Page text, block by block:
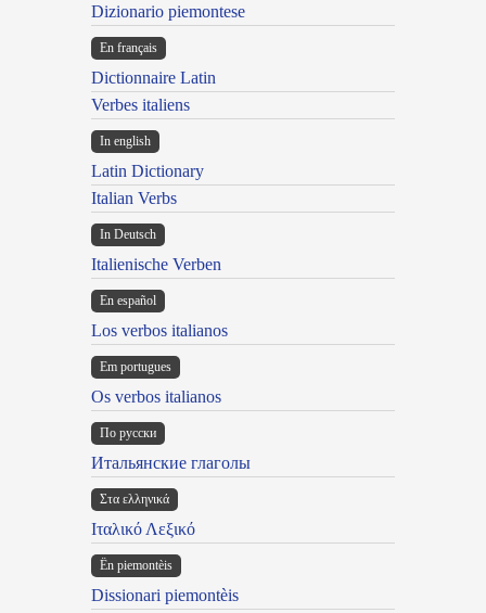
Dizionario piemontese
En français
Dictionnaire Latin
Verbes italiens
In english
Latin Dictionary
Italian Verbs
In Deutsch
Italienische Verben
En español
Los verbos italianos
Em portugues
Os verbos italianos
По русски
Итальянские глаголы
Στα ελληνικά
Ιταλικό Λεξικό
Ën piemontèis
Dissionari piemontèis